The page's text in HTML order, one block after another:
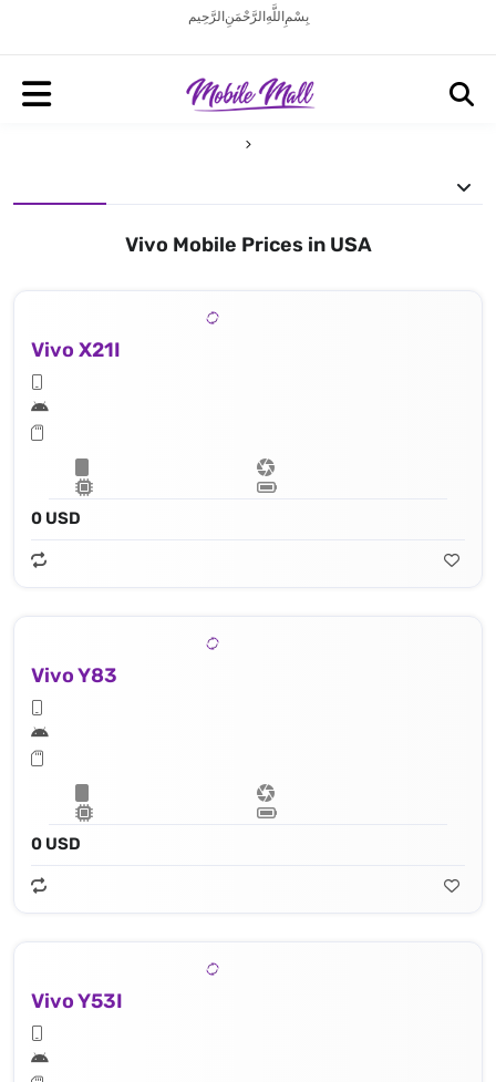
بِسْمِ اللَّهِ الرَّحْمَنِ الرَّحِيم
Vivo Mobile Prices in USA
Vivo X21I
0 USD
Vivo Y83
0 USD
Vivo Y53I